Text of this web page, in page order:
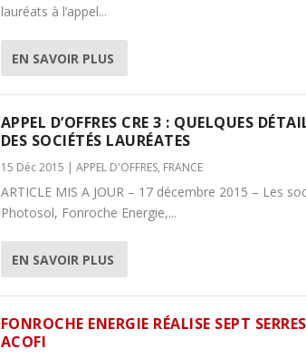
lauréats à l’appel...
EN SAVOIR PLUS
APPEL D’OFFRES CRE 3 : QUELQUES
DES SOCIÉTÉS LAURÉATES
15 Déc 2015 | APPEL D'OFFRES, FRANCE
ARTICLE MIS A JOUR – 17 décembre 2015 – Les
Photosol, Fonroche Energie,...
EN SAVOIR PLUS
FONROCHE ENERGIE RÉALISE SEPT
ACOFI